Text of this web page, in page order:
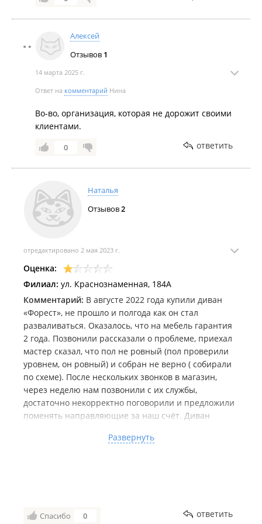
Алексей
Отзывов 1
14 марта 2025 г.
Ответ на комментарий Нина
Во-во, организация, которая не дорожит своими
клиентами.
0 ответить
Наталья
Отзывов2
отредактировано 2 мая 2023 г.
Оценка:
Филиал: ул. Краснознаменная, 184А
Комментарий: В августе 2022 года купили диван
«Форест», не прошло и полгода как он стал
разваливаться. Оказалось, что на мебель гарантия
2 года. Позвонили рассказали о проблеме, приехал
мастер сказал, что пол не ровный (пол проверили
уровнем, он ровный) и собран не верно ( собирали
по схеме). После нескольких звонков в магазин,
через неделю нам позвонили с их службы,
достаточно некорректно поговорили и предложили
поменять направляющие за наш счёт. Диван
Когда покупаешь небольшой диван за 30 тыщ,
Дата посещения:
Развернуть
Спасибо 0 ответить